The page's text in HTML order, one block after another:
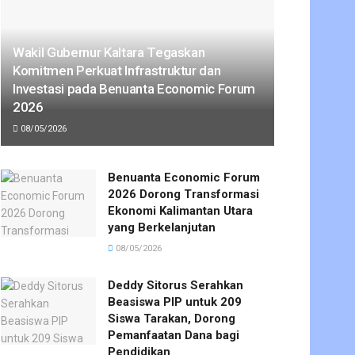
Wakil Gubernur Kaltara Tegaskan
Komitmen Perkuat Infrastruktur dan
Investasi pada Benuanta Economic Forum
2026
08/05/2026
Benuanta Economic Forum
2026 Dorong Transformasi
Ekonomi Kalimantan Utara
yang Berkelanjutan
08/05/2026
Deddy Sitorus Serahkan
Beasiswa PIP untuk 209
Siswa Tarakan, Dorong
Pemanfaatan Dana bagi
Pendidikan